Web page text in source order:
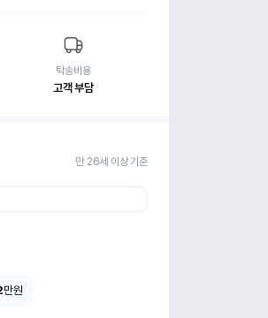
탁송비용
고객 부담
만 26세 이상 기준
만원